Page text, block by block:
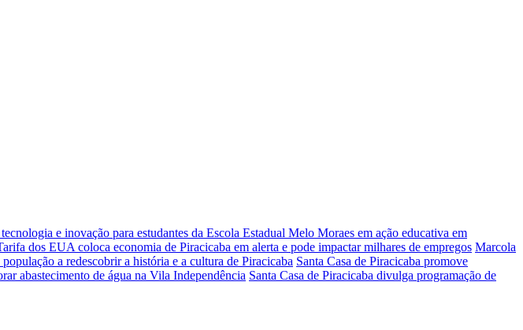
e inovação para estudantes da Escola Estadual Melo Moraes em ação educativa em
dos EUA coloca economia de Piracicaba em alerta e pode impactar milhares de empregos Marcola
a redescobrir a história e a cultura de Piracicaba Santa Casa de Piracicaba promove
abastecimento de água na Vila Independência Santa Casa de Piracicaba divulga programação de